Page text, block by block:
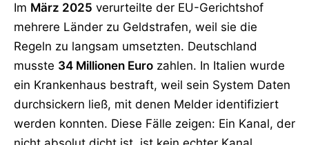
Im März 2025 verurteilte der EU-Gerichtshof
mehrere Länder zu Geldstrafen, weil sie die
Regeln zu langsam umsetzten. Deutschland
musste 34 Millionen Euro zahlen. In Italien wurde
ein Krankenhaus bestraft, weil sein System Daten
durchsickern ließ, mit denen Melder identifiziert
werden konnten. Diese Fälle zeigen: Ein Kanal, der